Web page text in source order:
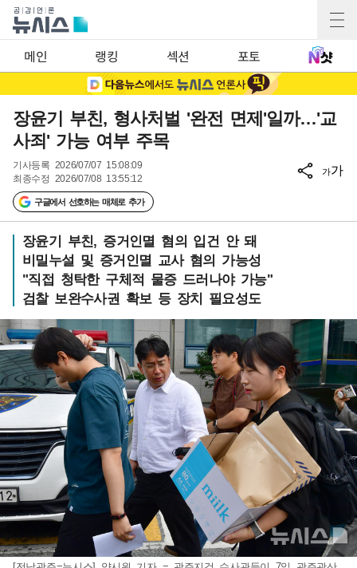
메인 랭킹 섹션 포토
장윤기 부친, 형사처벌 '완전 면제'일까…'교
사죄' 가능 여부 주목
기사등록 2026/07/07 15:08:09
최종수정 2026/07/08 13:55:12
구글에서 선호하는 매체로 추가
가가
장윤기 부친, 증거인멸 혐의 입건 안 돼
비밀누설 및 증거인멸 교사 혐의 가능성
"직접 청탁한 구체적 물증 드러나야 가능"
검찰 보완수사권 확보 등 장치 필요성도